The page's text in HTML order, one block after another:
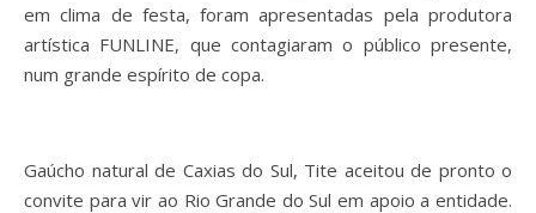
em clima de festa, foram apresentadas pela produtora
artística FUNLINE, que contagiaram o público presente,
num grande espírito de copa.
Gaúcho natural de Caxias do Sul, Tite aceitou de pronto o
convite para vir ao Rio Grande do Sul em apoio a entidade.